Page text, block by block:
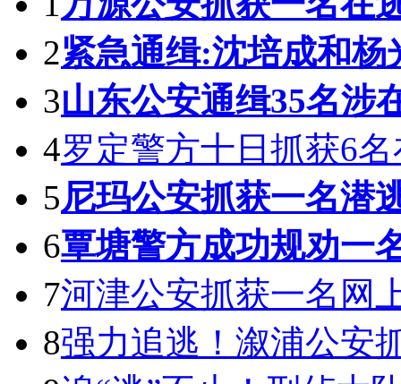
2紧急通缉:沈培成和杨
3山东公安通缉35名涉
4罗定警方十日抓获6
5尼玛公安抓获一名潜
6覃塘警方成功规劝一
7河津公安抓获一名网
8强力追逃！溆浦公安